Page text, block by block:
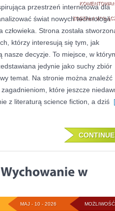
ZOSTAŁA
przestrzeń internetowa dla
świat nowych technologii
człowieka. Strona została
którzy interesują się tym, jak
nasze decyzje. To miejsce, w
jedynie jako suchy zbiór
temat. Na stronie można znaleźć
które jeszcze
z literaturą science fiction, a dziś [
CONTINUE
MOŻLIWOŚĆ
MAJ - 10 - 2026